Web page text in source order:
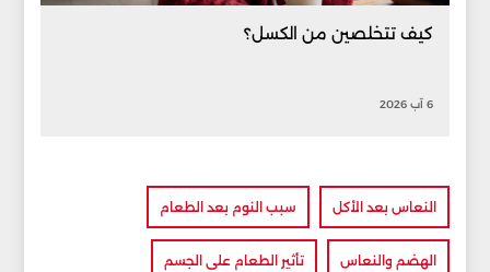
كيف تتخلصين من الكسل؟
6 آب 2026
النعاس بعد الأكل سبب النوم بعد الطعام
الهضم والنعاس تأثير الطعام على الجسم